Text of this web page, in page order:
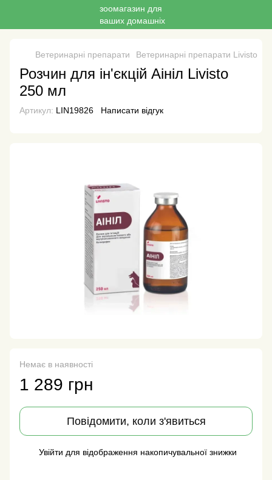
Ветеринарні препарати Ветеринарні препарати Livisto
Розчин для ін'єкцій Аініл Livisto
250 мл
Артикул: LIN19826 Написати відгук
Немає в наявності
1 289 грн
Повідомити, коли з'явиться
Увійти для відображення накопичувальної знижки